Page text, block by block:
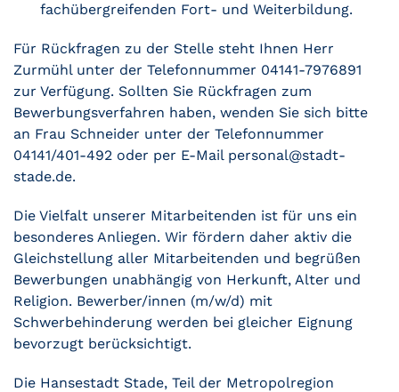
fachübergreifenden Fort- und Weiterbildung.
Für Rückfragen zu der Stelle steht Ihnen Herr
Zurmühl unter der Telefonnummer 04141-7976891
zur Verfügung. Sollten Sie Rückfragen zum
Bewerbungsverfahren haben, wenden Sie sich bitte
an Frau Schneider unter der Telefonnummer
04141/401-492 oder per E-Mail personal@stadt-
stade.de.
Die Vielfalt unserer Mitarbeitenden ist für uns ein
besonderes Anliegen. Wir fördern daher aktiv die
Gleichstellung aller Mitarbeitenden und begrüßen
Bewerbungen unabhängig von Herkunft, Alter und
Religion. Bewerber/innen (m/w/d) mit
Schwerbehinderung werden bei gleicher Eignung
bevorzugt berücksichtigt.
Die Hansestadt Stade, Teil der Metropolregion